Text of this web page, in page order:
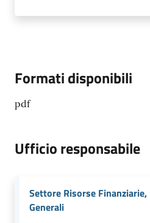
Formati disponibili
pdf
Ufficio responsabile
Settore Risorse
Generali